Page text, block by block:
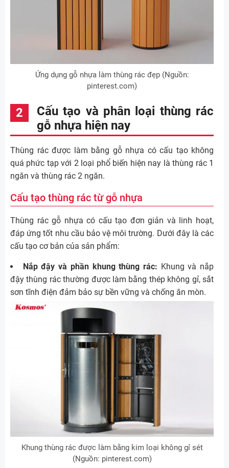
Ứng dụng gỗ nhựa làm thùng rác đẹp (Nguồn:
pinterest.com)
Cấu tạo và phân loại thùng rác
gỗ nhựa hiện nay
Thùng rác được làm bằng gỗ nhựa có cấu tạo không
quá phức tạp với 2 loại phổ biến hiện nay là thùng rác 1
ngăn và thùng rác 2 ngăn.
Cấu tạo thùng rác từ gỗ nhựa
Thùng rác gỗ nhựa có cấu tạo đơn giản và linh hoạt,
đáp ứng tốt nhu cầu bảo vệ môi trường. Dưới đây là các
cấu tạo cơ bản của sản phẩm:
Nắp đậy và phần khung thùng rác: Khung và nắp
đậy thùng rác thường được làm bằng thép không gỉ, sắt
sơn tĩnh điện đảm bảo sự bền vững và chống ăn mòn.
Khung thùng rác được làm bằng kim loại không gỉ sét
(Nguồn: pinterest.com)